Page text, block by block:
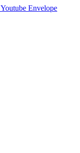
Youtube Envelope